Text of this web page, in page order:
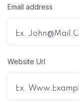
Email address
Website Url